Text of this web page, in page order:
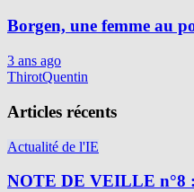
Borgen, une femme au
3 ans ago
ThirotQuentin
Articles récents
Actualité de l'IE
NOTE DE VEILLE n°8 :